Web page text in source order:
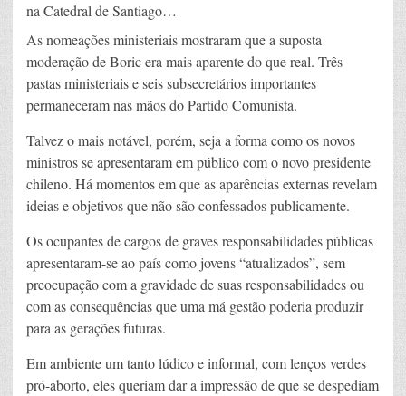
na Catedral de Santiago…
As nomeações ministeriais mostraram que a suposta
moderação de Boric era mais aparente do que real. Três
pastas ministeriais e seis subsecretários importantes
permaneceram nas mãos do Partido Comunista.
Talvez o mais notável, porém, seja a forma como os novos
ministros se apresentaram em público com o novo presidente
chileno. Há momentos em que as aparências externas revelam
ideias e objetivos que não são confessados publicamente.
Os ocupantes de cargos de graves responsabilidades públicas
apresentaram-se ao país como jovens “atualizados”, sem
preocupação com a gravidade de suas responsabilidades ou
com as consequências que uma má gestão poderia produzir
para as gerações futuras.
Em ambiente um tanto lúdico e informal, com lenços verdes
pró-aborto, eles queriam dar a impressão de que se despediam